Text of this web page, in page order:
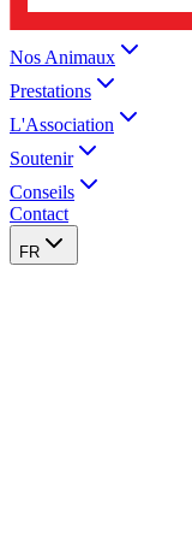
Nos Animaux
Prestations
L'Association
Soutenir
Conseils
Contact
FR